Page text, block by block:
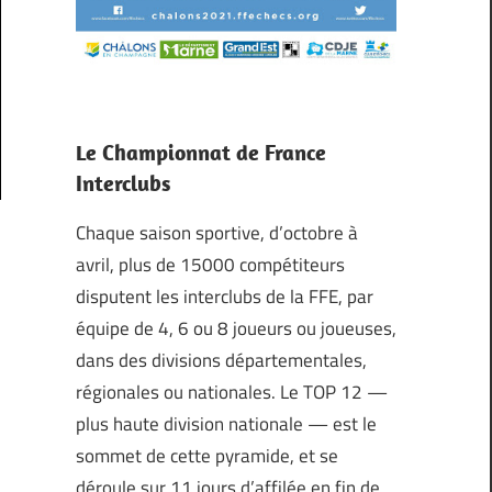
Le Championnat de France
Interclubs
Chaque saison sportive, d’octobre à
avril, plus de 15000 compétiteurs
disputent les interclubs de la FFE, par
équipe de 4, 6 ou 8 joueurs ou joueuses,
dans des divisions départementales,
régionales ou nationales. Le TOP 12 —
plus haute division nationale — est le
sommet de cette pyramide, et se